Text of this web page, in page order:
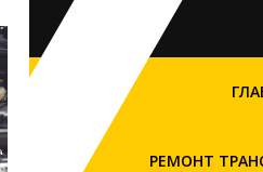
РЕМОНТ